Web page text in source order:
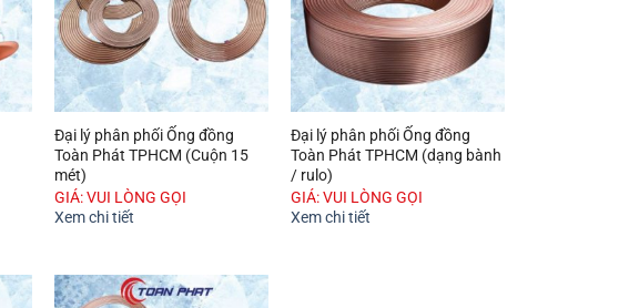
Đại lý phân phối Ống đồng
Toàn Phát TPHCM (Cuộn 15
mét)
GIÁ: VUI LÒNG GỌI
Xem chi tiết
Đại lý phân phối Ống đồng
Toàn Phát TPHCM (dạng bành
/ rulo)
GIÁ: VUI LÒNG GỌI
Xem chi tiết